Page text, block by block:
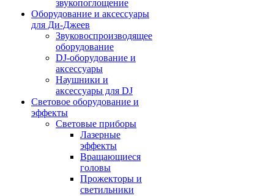
звукопоглощение
Оборудование и аксессуары
для Ди-Джеев
Звуковоспроизводящее
оборудование
DJ-оборудование и
аксессуары
Наушники и
аксессуары для DJ
Световое оборудование и
эффекты
Световые приборы
Лазерные
эффекты
Вращающиеся
головы
Прожекторы и
светильники